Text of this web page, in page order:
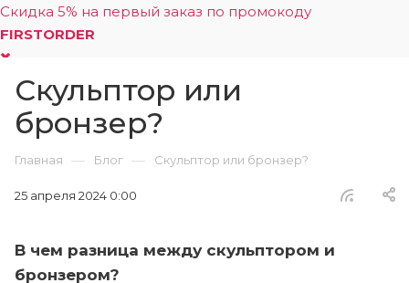
Скидка 5% на первый заказ по промокоду
FIRSTORDER
Скульптор или
бронзер?
Главная — Блог — Скульптор или бронзер?
25 апреля 2024 0:00
В чем разница между скульптором и
бронзером?